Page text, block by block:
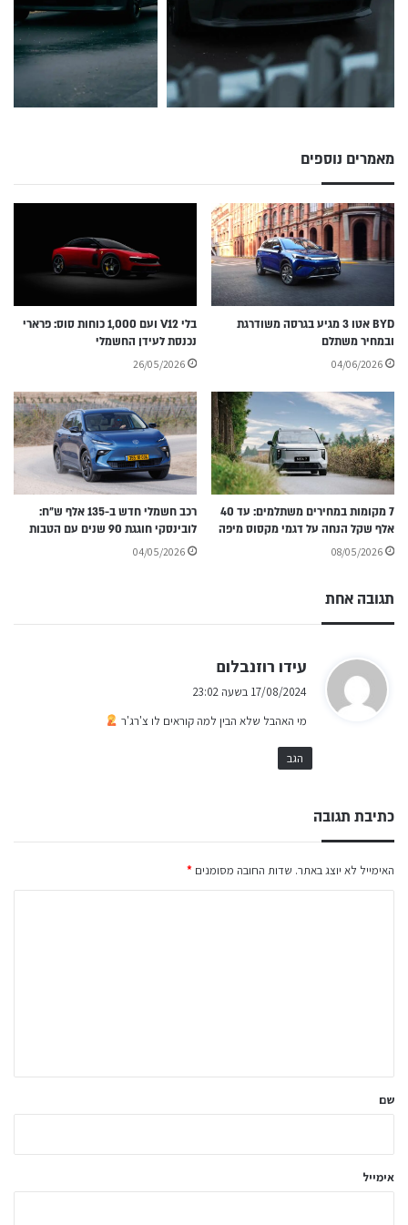
מאמרים נוספים
BYD אטו 3 מגיע בגרסה משודרגת
ובמחיר משתלם
04/06/2026
בלי V12 ועם 1,000 כוחות סוס: פרארי
נכנסת לעידן החשמלי
26/05/2026
7 מקומות במחירים משתלמים: עד 40
אלף שקל הנחה על דגמי מקסוס מיפה
08/05/2026
רכב חשמלי חדש ב-135 אלף ש״ח:
לובינסקי חוגגת 90 שנים עם הטבות
04/05/2026
תגובה אחת
עידו רוזנבלום
ב
17/08/2024 בשעה 23:02
מי האהבל שלא הבין למה קוראים לו צ'רג'ר
הגב
כתיבת תגובה
האימייל לא יוצג באתר. שדות החובה מסומנים *
ל
שם
אימייל